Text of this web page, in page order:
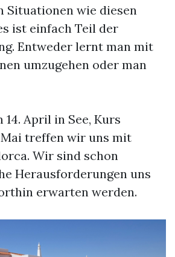
Situationen wie diesen
ist einfach Teil der
Entweder lernt man mit
umzugehen oder man
April in See, Kurs
treffen wir uns mit
Wir sind schon
Herausforderungen uns
erwarten werden.